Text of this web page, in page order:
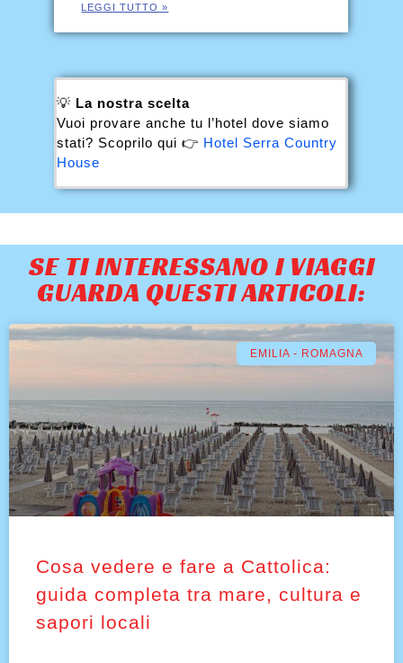
LEGGI TUTTO »
💡 La nostra scelta
Vuoi provare anche tu l’hotel dove siamo
stati? Scoprilo qui 👉 Hotel Serra Country
House
SE TI INTERESSANO I VIAGGI
GUARDA QUESTI ARTICOLI:
EMILIA - ROMAGNA
Cosa vedere e fare a Cattolica:
guida completa tra mare, cultura e
sapori locali